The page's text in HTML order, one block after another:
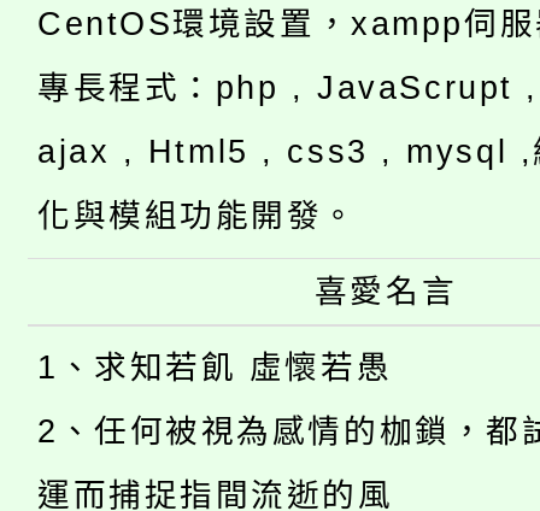
CentOS環境設置，xampp伺
專長程式：php , JavaScrupt
ajax , Html5 , css3 , mysql ,
化與模組功能開發。
喜愛名言
1、求知若飢 虛懷若愚
2、任何被視為感情的枷鎖，都
運而捕捉指間流逝的風